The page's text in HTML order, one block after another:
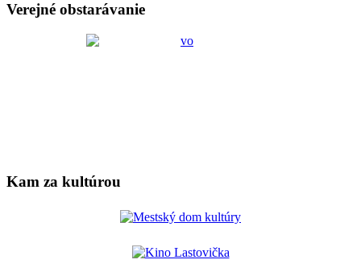
Verejné obstarávanie
Kam za kultúrou